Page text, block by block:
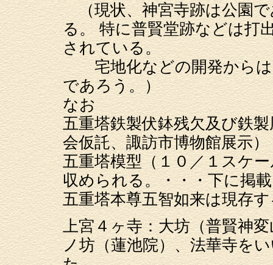
（現状、神宮寺跡は公園で
る。 特に普賢堂跡などは打
されている。
宅地化などの開発からは
であろう。）
なお
五重塔鉄製伏鉢残欠及び鉄
会仮託、諏訪市博物館展示
五重塔模型（１０／１スケ
収められる。・・・下に掲載
五重塔本尊五智如来は現存
上宮４ヶ寺：大坊（普賢神
ノ坊（蓮池院）、法華寺を